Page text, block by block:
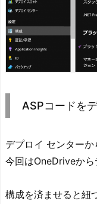
ASPコードを
デプロイ センターか
今回はOneDriveから
構成を済ませると紐